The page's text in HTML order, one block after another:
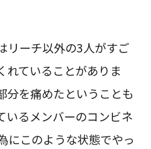
リーチ以外の3人がすご
れていることがありま
分を痛めたということも
いるメンバーのコンビネ
にこのような状態でやっ